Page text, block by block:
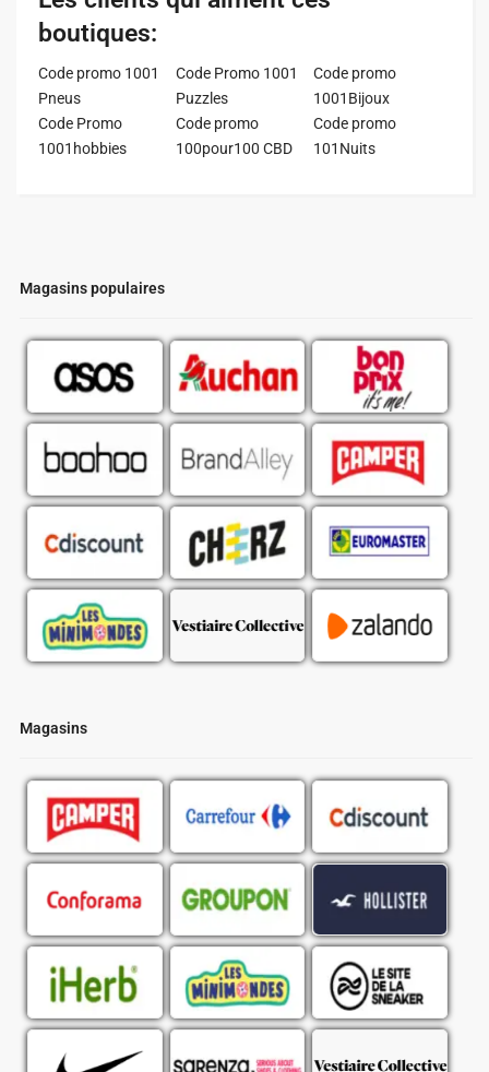
Magasins populaires
Magasins
boutiques:
Code promo 1001
Pneus
Code Promo 1001
Puzzles
Code promo
1001Bijoux
Code Promo
1001hobbies
Code promo
100pour100 CBD
Code promo
101Nuits